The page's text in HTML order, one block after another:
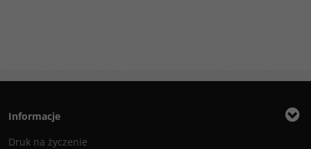
Informacje
Druk na życzenie